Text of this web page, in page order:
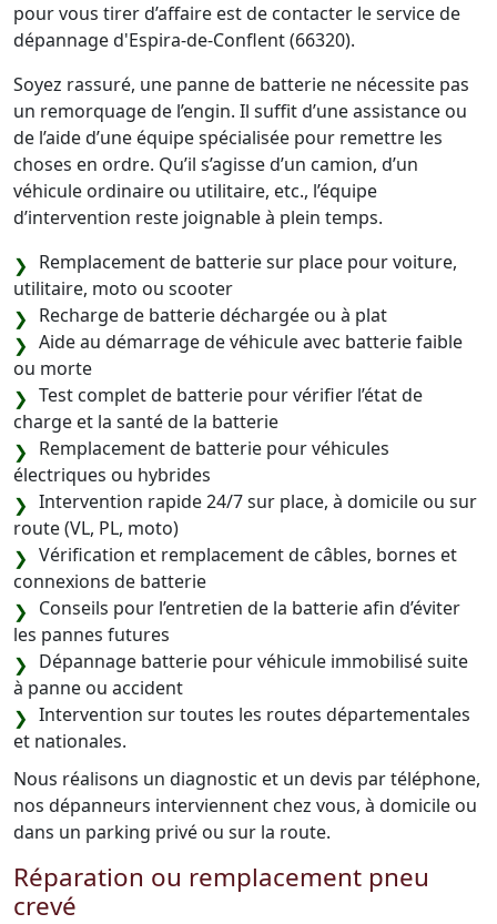
pour vous tirer d’affaire est de contacter le service de
dépannage d'Espira-de-Conflent (66320).
Soyez rassuré, une panne de batterie ne nécessite pas
un remorquage de l’engin. Il suffit d’une assistance ou
de l’aide d’une équipe spécialisée pour remettre les
choses en ordre. Qu’il s’agisse d’un camion, d’un
véhicule ordinaire ou utilitaire, etc., l’équipe
d’intervention reste joignable à plein temps.
Remplacement de batterie sur place pour voiture,
utilitaire, moto ou scooter
Recharge de batterie déchargée ou à plat
Aide au démarrage de véhicule avec batterie faible
ou morte
Test complet de batterie pour vérifier l’état de
charge et la santé de la batterie
Remplacement de batterie pour véhicules
électriques ou hybrides
Intervention rapide 24/7 sur place, à domicile ou sur
route (VL, PL, moto)
Vérification et remplacement de câbles, bornes et
connexions de batterie
Conseils pour l’entretien de la batterie afin d’éviter
les pannes futures
Dépannage batterie pour véhicule immobilisé suite
à panne ou accident
Intervention sur toutes les routes départementales
et nationales.
Nous réalisons un diagnostic et un devis par téléphone,
nos dépanneurs interviennent chez vous, à domicile ou
dans un parking privé ou sur la route.
Réparation ou remplacement pneu
crevé